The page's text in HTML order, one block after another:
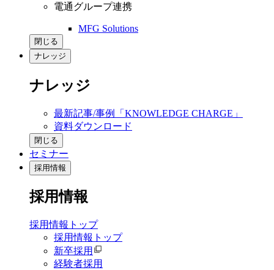
電通グループ連携
MFG Solutions
閉じる
ナレッジ
ナレッジ
最新記事/事例「KNOWLEDGE CHARGE」
資料ダウンロード
閉じる
セミナー
採用情報
採用情報
採用情報トップ
採用情報トップ
新卒採用
経験者採用